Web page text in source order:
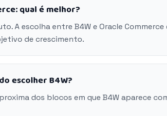
qual é melhor?
A escolha entre B4W e Oracle
de crescimento.
escolher B4W?
dos blocos em que B4W aparece